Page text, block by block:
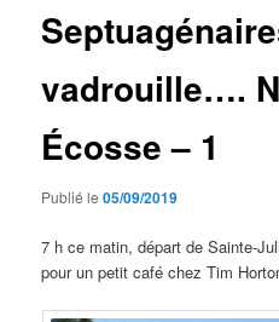
vadrouille….
Écosse – 1
Publié le05/09/2019
7 h ce matin, départ de Sainte-
pour un petit café chez Tim